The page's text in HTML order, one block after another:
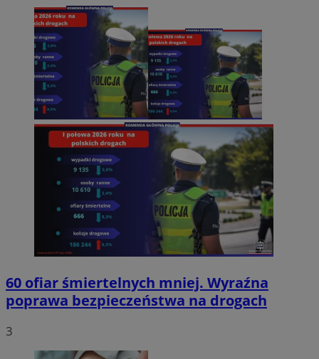
60 ofiar śmiertelnych mniej. Wyraźna
poprawa bezpieczeństwa na drogach
3